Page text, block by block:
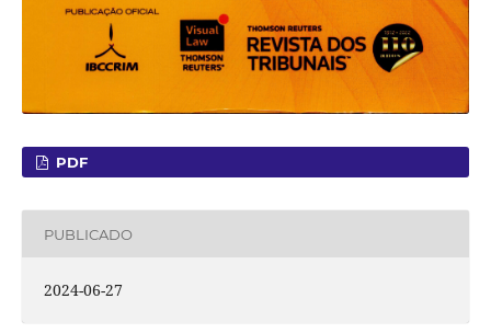
PDF
PUBLICADO
2024-06-27